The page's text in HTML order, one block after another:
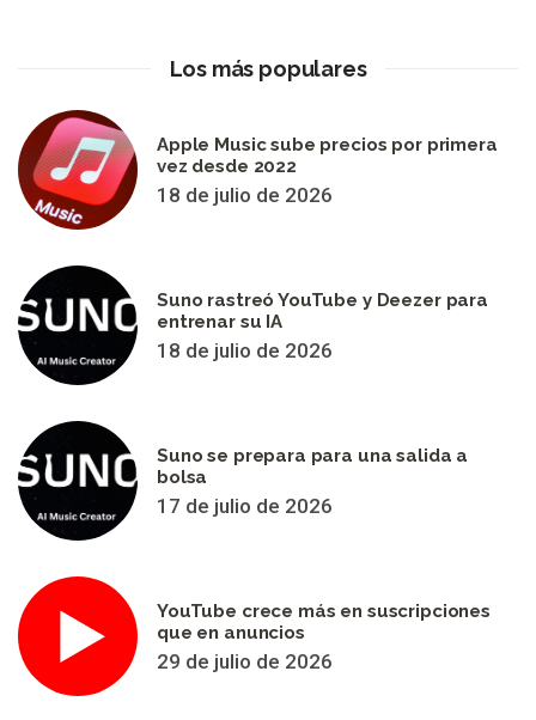
Los más populares
Apple Music sube precios por primera
vez desde 2022
18 de julio de 2026
Suno rastreó YouTube y Deezer para
entrenar su IA
18 de julio de 2026
Suno se prepara para una salida a
bolsa
17 de julio de 2026
YouTube crece más en suscripciones
que en anuncios
29 de julio de 2026